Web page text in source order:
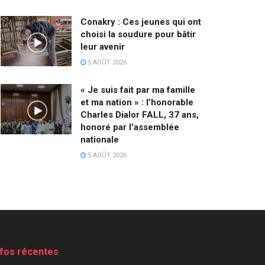
Conakry : Ces jeunes qui ont
choisi la soudure pour bâtir
leur avenir
5 AOÛT 2026
« Je suis fait par ma famille
et ma nation » : l’honorable
Charles Dialor FALL, 37 ans,
honoré par l’assemblée
nationale
5 AOÛT 2026
récentes